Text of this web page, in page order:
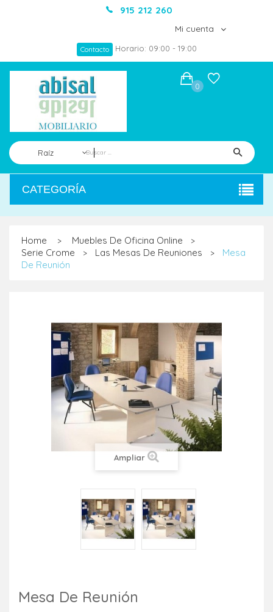
915 212 260
Mi cuenta
Contacto Horario: 09:00 - 19:00
Raíz
0
CATEGORÍA
Home > Muebles De Oficina Online >
Serie Crome > Las Mesas De Reuniones >
Mesa
De Reunión
Ampliar
Mesa De Reunión